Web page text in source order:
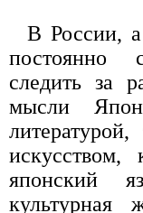
В России,
постоянно
следить за
мысли
японский
культурная